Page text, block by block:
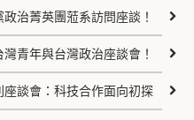
治菁英團蒞系訪問座談！
灣青年與台灣政治座談會！
座談會：科技合作面向初探